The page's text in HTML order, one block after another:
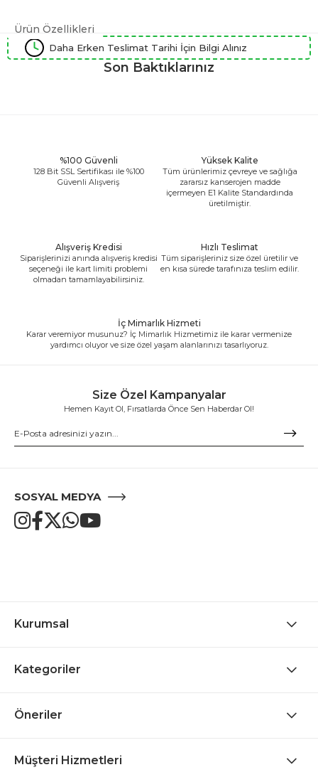
Ürün Özellikleri
Daha Erken Teslimat Tarihi İçin Bilgi Alınız
Son Baktıklarınız
%100 Güvenli
128 Bit SSL Sertifikası ile %100
Güvenli Alışveriş
Yüksek Kalite
Tüm ürünlerimiz çevreye ve sağlığa
zararsız kanserojen madde
içermeyen E1 Kalite Standardında
üretilmiştir.
Alışveriş Kredisi
Siparişlerinizi anında alışveriş kredisi
seçeneği ile kart limiti problemi
olmadan tamamlayabilirsiniz.
Hızlı Teslimat
Tüm siparişleriniz size özel üretilir ve
en kısa sürede tarafınıza teslim edilir.
İç Mimarlık Hizmeti
Karar veremiyor musunuz? İç Mimarlık Hizmetimiz ile karar vermenize
yardımcı oluyor ve size özel yaşam alanlarınızı tasarlıyoruz.
Size Özel Kampanyalar
Hemen Kayıt Ol, Fırsatlarda Önce Sen Haberdar Ol!
SOSYAL MEDYA
Kurumsal
Kategoriler
Öneriler
Müşteri Hizmetleri